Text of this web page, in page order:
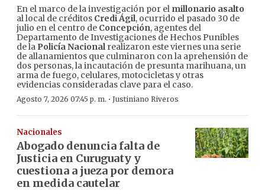
En el marco de la investigación por el millonario asalto
al local de créditos Credi Ágil, ocurrido el pasado 30 de
julio en el centro de Concepción, agentes del
Departamento de Investigaciones de Hechos Punibles
de la Policía Nacionalrealizaron este viernes una serie
de allanamientos que culminaron con la aprehensión de
dos personas, la incautación de presunta marihuana, un
arma de fuego, celulares, motocicletas y otras
evidencias consideradas clave para el caso.
Agosto 7, 2026 07:45 p. m. · Justiniano Riveros
Nacionales
Abogado denuncia falta de
Justicia en Curuguaty y
cuestiona a jueza por demora
en medida cautelar